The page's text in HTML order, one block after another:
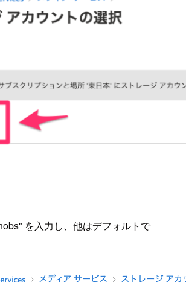
を入力し、他はデフォルトで